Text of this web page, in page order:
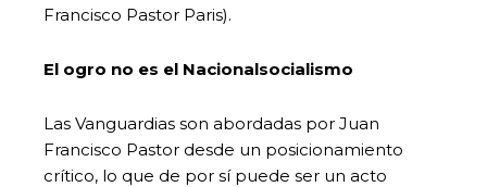
Francisco Pastor Paris).
El ogro no es el Nacionalsocialismo
Las Vanguardias son abordadas por Juan
Francisco Pastor desde un posicionamiento
crítico, lo que de por sí puede ser un acto